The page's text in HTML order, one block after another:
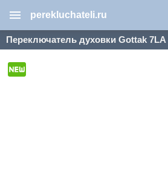
perekluchateli.ru
Переключатель духовки Gottak 7LA